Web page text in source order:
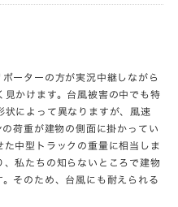
ーターの方が実況中継しながら
かけます。台風被害の中でも特
状によって異なりますが、風速
荷重が建物の側面に掛かってい
中型トラックの重量に相当しま
私たちの知らないところで建物
そのため、台風にも耐えられる